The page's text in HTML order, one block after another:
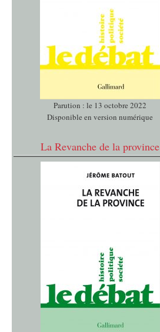
Parution : le 13 octobre 2022
Disponible en version numérique
La Revanche de la province